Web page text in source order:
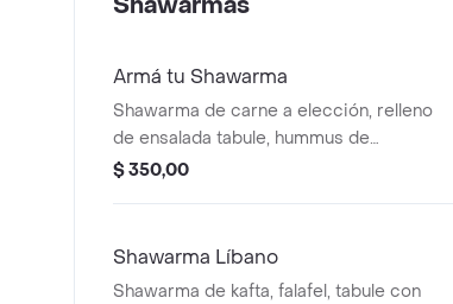
Armá tu Shawarma
Shawarma de carne a elección, relleno
de ensalada tabule, hummus de
garbanzos, salsa agridulce.
$ 350,00
Shawarma Líbano
Shawarma de kafta, falafel, tabule con